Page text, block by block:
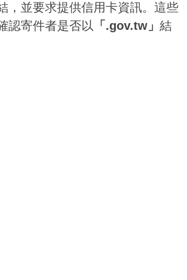
，並要求提供信用卡資訊。這些
認寄件者是否以 「.gov.tw」 結